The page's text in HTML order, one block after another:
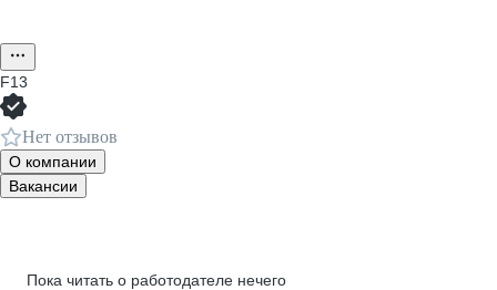
F13
Нет отзывов
О компании
Вакансии
Пока читать о работодателе нечего